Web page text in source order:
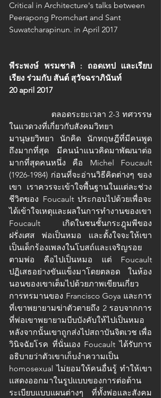
Critical in Architecture's talks between
Peerapong Promchart and Sant
Suwatcharapinun. in April 2017
พีระพงษ์ พรมชาติ : ถอดเทป และเรียบ
เรียง ร่วมกับ สันต์ สุวัจฉราภินันท์
20 april 2017
ในแวดวงที่เกี่ยวกับสังคมวิทยา
มานุษยวิทยา นักคิด นักทฤษฎีที่มีคนพูด
ถึงมากที่สุด มีคนนำแนวคิดมาพัฒนาต่อ
มากที่สุดคนหนึ่ง คือ Michel Foucault
(1926-1984) ก่อนที่จะอ่านวิธีคิดต่างๆ ของ
เขา เราควรจะเข้าใจพื้นฐานในแต่ละช่วง
ชีวิตของ Foucault ประกอบไปด้วยเพื่อจะ
ได้เข้าใจเหตุและผลในการทำงานของเขา
Foucault เกิดในชนชั้นกระฎุมพีของ
ฝรั่งเศส พ่อเป็นหมอ และตั้งใจจะให้เขา
เป็นเด็กร้องเพลงในโบสถ์และเจริญรอย
ตามพ่อ คือไปเป็นหมอ แต่ Foucault
ปฏิเสธอย่างขันแข็งมาโดยตลอด ในห้อง
นอนของเขาเต็มไปด้วยภาพเขียนเกี่ยว
การทรมานของ Francisco Goya และการ
ที่เขาพยายามฆ่าตัวตายถึง 2 รอบจากการ
ที่พ่อเขาพยายามบีบบังคับให้ไปเป็นหมอ
หลังจากนั้นเขาถูกส่งไปสถาบันจิตเวช เพื่อ
วินิจฉัยโรค ที่นั่นเอง Foucault ได้รับการ
อธิบายว่าตัวเขาเก็บงำความเป็น
homosexual ไม่ยอมให้คนอื่นรู้ ทำให้เขา
แสดงออกมาในรูปแบบของการต่อต้าน
ระเบียบแบบแผนต่างๆ ที่ทั้งพ่อและสังคม